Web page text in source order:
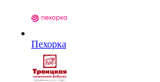
Пехорка